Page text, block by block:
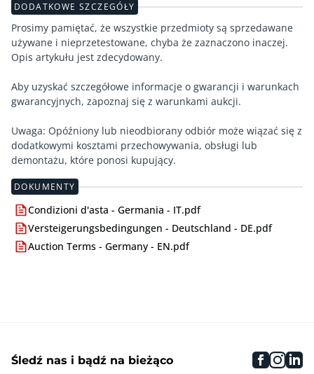
DODATKOWE SZCZEGÓŁY
Prosimy pamiętać, że wszystkie przedmioty są sprzedawane
używane i nieprzetestowane, chyba że zaznaczono inaczej.
Opis artykułu jest zdecydowany.
Aby uzyskać szczegółowe informacje o gwarancji i warunkach
gwarancyjnych, zapoznaj się z warunkami aukcji.
Uwaga: Opóźniony lub nieodbiorany odbiór może wiązać się z
dodatkowymi kosztami przechowywania, obsługi lub
demontażu, które ponosi kupujący.
DOKUMENTY
Condizioni d'asta - Germania - IT.pdf
Versteigerungsbedingungen - Deutschland - DE.pdf
Auction Terms - Germany - EN.pdf
Śledź nas i bądź na bieżąco